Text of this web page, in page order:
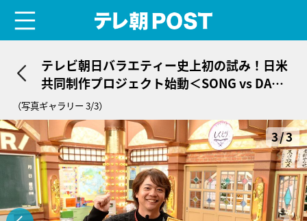
テレビ朝日バラエティー史上初の試み！日米
共同制作プロジェクト始動＜SONG vs DANC
E＞
（写真ギャラリー 3/3）
3/3